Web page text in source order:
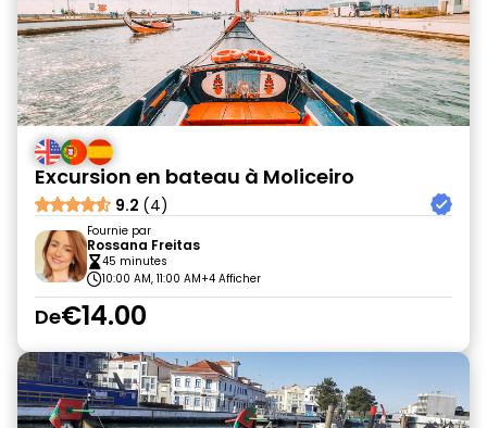
Excursion en bateau à Moliceiro
9.2 (4)
Fournie par
Rossana Freitas
45 minutes
10:00 AM, 11:00 AM+4 Afficher
De€14.00